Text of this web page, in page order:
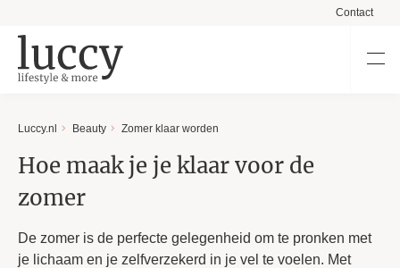
Contact
Luccy.nl Beauty Zomer klaar worden
Hoe maak je je klaar voor de
zomer
De zomer is de perfecte gelegenheid om te pronken met
je lichaam en je zelfverzekerd in je vel te voelen. Met